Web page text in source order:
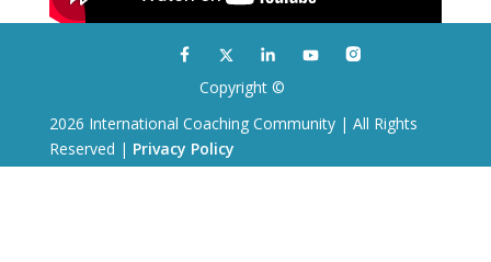
Copyright ©
2026 International Coaching Community | All Rights
Reserved | Privacy Policy